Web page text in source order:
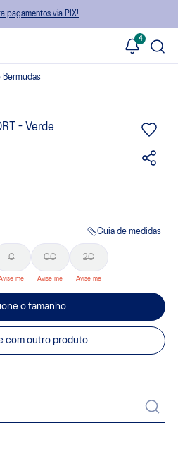
pagamentos via PIX!
4
Bermudas
- Verde
Guia de medidas
G GG 2G
o tamanho
com outro produto